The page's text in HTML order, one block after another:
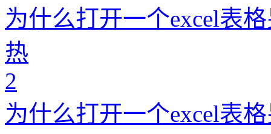
为什么打开一个excel表
热
2
为什么打开一个excel表